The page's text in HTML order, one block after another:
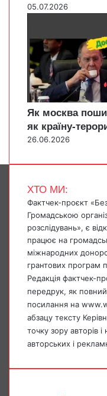
05.07.2026
Як москва
як країну-
26.06.2026
ХТО МИ:
Фактчек-проєкт
Громадською
розслідувань», є
працює на
міжнародних
грантових програм
Редакція фактчек-
передрук, як
посилання на
абзацу тексту
точку зору авторів і
авторських і